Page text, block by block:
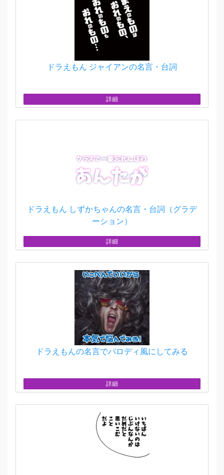
ドラえもん ジャイアンの名言・台詞
詳細
ドラえもん しずかちゃんの名言・台詞（グラデ
ーション）
詳細
ドラえもんの名言でパロディ風にしてみる
詳細